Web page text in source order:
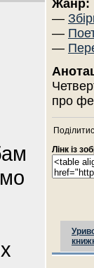
Жанр:
—
—
—
про
Лінк із